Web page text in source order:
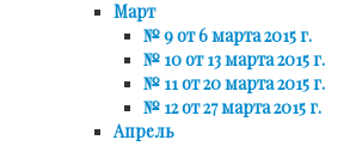
Март
№ 9 от 6 марта 2015 г.
№ 10 от 13 марта 2015 г.
№ 11 от 20 марта 2015 г.
№ 12 от 27 марта 2015 г.
Апрель